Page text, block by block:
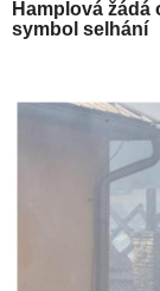
Hamplová
symbol selhání